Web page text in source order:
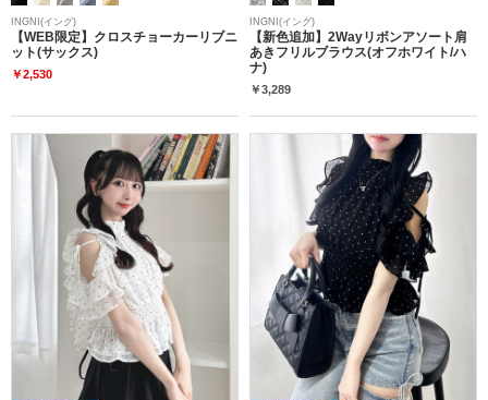
INGNI(イング)
【WEB限定】クロスチョーカーリブニ
ット(サックス)
￥2,530
INGNI(イング)
【新色追加】2Wayリボンアソート肩
あきフリルブラウス(オフホワイト/ハ
ナ)
￥3,289